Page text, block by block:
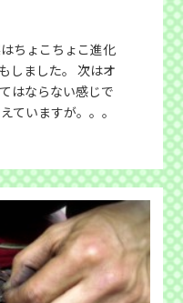
ちょこちょこ進化
しました。 次はオ
はならない感じで
ていますが。。。